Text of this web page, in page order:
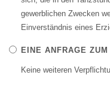
gewerblichen Zwecken
Einverständnis eines
EINE ANFRAGE
Keine weiteren